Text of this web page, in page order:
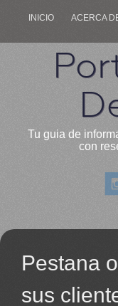
INICIO ACERCA
Tu guia de
con
Pestana
sus